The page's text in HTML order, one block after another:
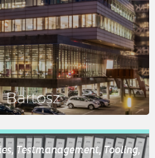
Testmanagement, Tooling,